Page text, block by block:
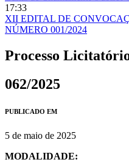
17:33
XII EDITAL DE
NÚMERO 001/2024
Processo
062/2025
PUBLICADO EM
5 de maio de 2025
MODALIDADE: